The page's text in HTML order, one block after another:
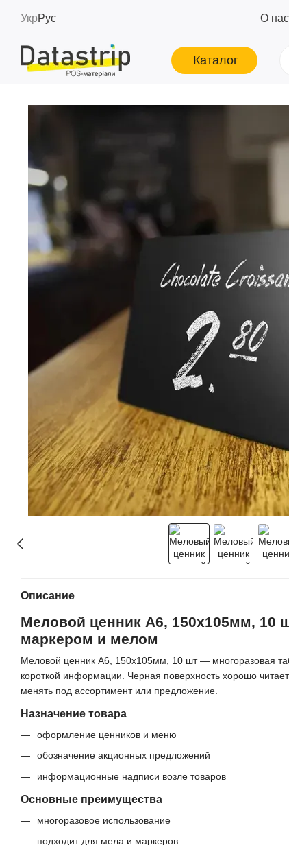
УкрРус О нас
Каталог
Описание
Меловой ценник A6, 150х105мм, 10
маркером и мелом
Меловой ценник A6, 150х105мм, 10 шт — многоразовая
короткой информации. Черная поверхность хорошо
менять под ассортимент или предложение.
Назначение товара
оформление ценников и меню
обозначение акционных предложений
информационные надписи возле товаров
Основные преимущества
многоразовое использование
подходит для мела и маркеров